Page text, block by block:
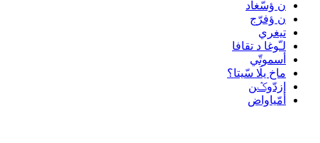
ن ؤسّغاد
ن ؤفرّج
تيغري
لـّوغا د تقافا
أسموتّي
ماخ يلَا سّيتا؟
إزدّوݣن
أمّياواض